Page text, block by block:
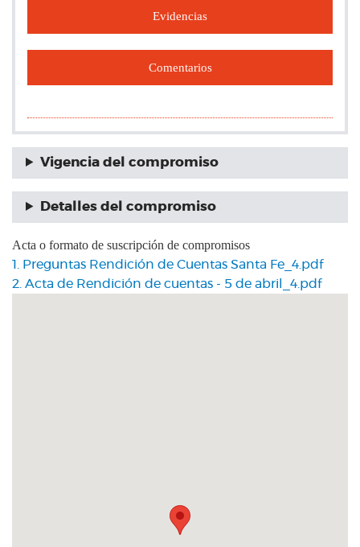
Evidencias
Comentarios
Vigencia del compromiso
Detalles del compromiso
Acta o formato de suscripción de compromisos
1. Preguntas Rendición de Cuentas Santa Fe_4.pdf
2. Acta de Rendición de cuentas - 5 de abril_4.pdf